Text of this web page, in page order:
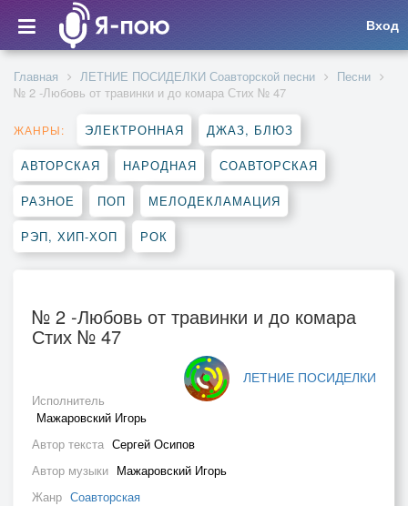
Вход
Главная ЛЕТНИЕ ПОСИДЕЛКИ Соавторской песни
Песни
№ 2 -Любовь от травинки и до комара Стих № 47
ЖАНРЫ: ЭЛЕКТРОННАЯ ДЖАЗ, БЛЮЗ
АВТОРСКАЯ НАРОДНАЯ СОАВТОРСКАЯ
РАЗНОЕ ПОП МЕЛОДЕКЛАМАЦИЯ
РЭП, ХИП-ХОП РОК
№ 2 -Любовь от травинки и до комара
Стих № 47
ЛЕТНИЕ ПОСИДЕЛКИ
Исполнитель
Мажаровский Игорь
Автор текста Сергей Осипов
Автор музыки Мажаровский Игорь
Жанр Соавторская